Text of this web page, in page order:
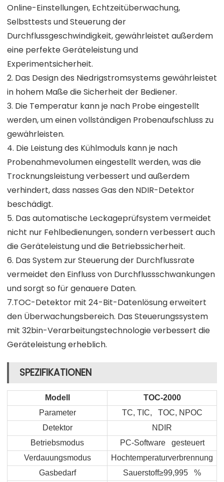
Online-Einstellungen, Echtzeitüberwachung,
Selbsttests und Steuerung der
Durchflussgeschwindigkeit, gewährleistet außerdem
eine perfekte Geräteleistung und
Experimentsicherheit.
2. Das Design des Niedrigstromsystems gewährleistet
in hohem Maße die Sicherheit der Bediener.
3. Die Temperatur kann je nach Probe eingestellt
werden, um einen vollständigen Probenaufschluss zu
gewährleisten.
4. Die Leistung des Kühlmoduls kann je nach
Probenahmevolumen eingestellt werden, was die
Trocknungsleistung verbessert und außerdem
verhindert, dass nasses Gas den NDIR-Detektor
beschädigt.
5. Das automatische Leckageprüfsystem vermeidet
nicht nur Fehlbedienungen, sondern verbessert auch
die Geräteleistung und die Betriebssicherheit.
6. Das System zur Steuerung der Durchflussrate
vermeidet den Einfluss von Durchflussschwankungen
und sorgt so für genauere Daten.
7.TOC-Detektor mit 24-Bit-Datenlösung erweitert
den Überwachungsbereich. Das Steuerungssystem
mit 32bin-Verarbeitungstechnologie verbessert die
Geräteleistung erheblich.
SPEZIFIKATIONEN
Modell
TOC-2000
Parameter
TC, TIC, TOC, NPOC
Detektor
NDIR
Betriebsmodus
PC-Software gesteuert
Verdauungsmodus
Hochtemperaturverbrennung
Gasbedarf
Sauerstoff≥99,995 %